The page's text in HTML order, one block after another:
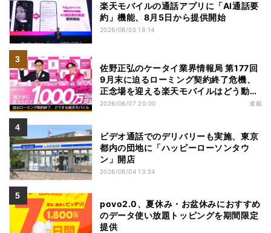
楽天モバイルの通話アプリに「AI通話要
約」機能、8月5日から提供開始
2026/08/05 18:14
佐野正弘のケータイ業界情報局 第177回
9月末に迫るローミング契約終了危機、
正念場を迎える楽天モバイルはどう動
く？
2026/06/07 20:00 連載
ビデオ通話でのデリバリーも実施、東京
都内の団地に「ハッピーローソンタウ
ン」開店
2026/08/04 13:24
povo2.0、夏休み・お盆休みにおすすめ
のデータ使い放題トッピングを期間限定
提供